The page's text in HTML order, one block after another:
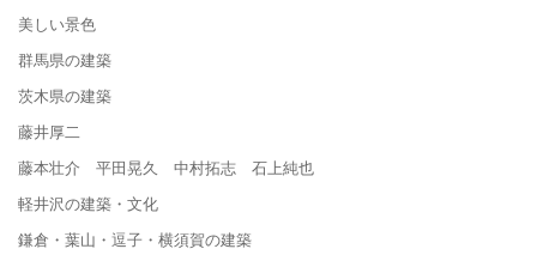
美しい景色
群馬県の建築
茨木県の建築
藤井厚二
藤本壮介 平田晃久 中村拓志 石上純也
軽井沢の建築・文化
鎌倉・葉山・逗子・横須賀の建築